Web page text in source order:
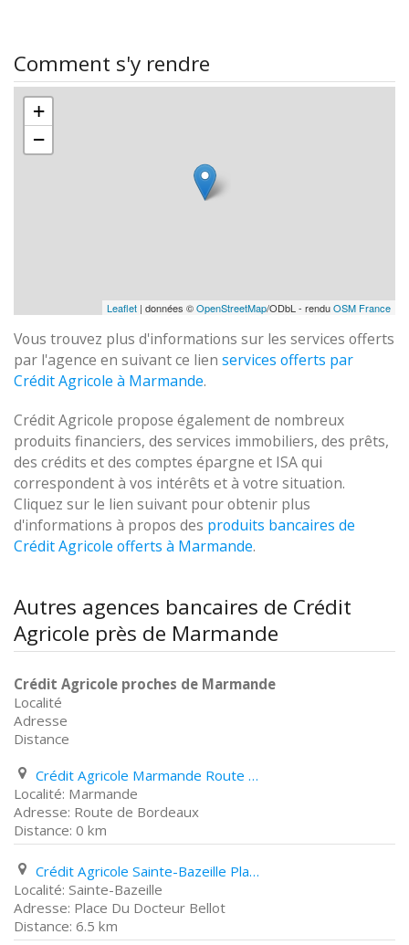
Comment s'y rendre
+
−
Leaflet | données ©OpenStreetMap/ODbL - renduOSM France
Vous trouvez plus d'informations sur les services offerts
par l'agence en suivant ce lien services offerts par
Crédit Agricole à Marmande.
Crédit Agricole propose également de nombreux
produits financiers, des services immobiliers, des prêts,
des crédits et des comptes épargne et ISA qui
correspondent à vos intérêts et à votre situation.
Cliquez sur le lien suivant pour obtenir plus
d'informations à propos des produits bancaires de
Crédit Agricole offerts à Marmande.
Autres agences bancaires de Crédit
Agricole près de Marmande
Crédit Agricole proches de Marmande
Localité
Adresse
Distance
Crédit Agricole Marmande Route de Bordeaux
Marmande
Route de Bordeaux
0 km
Crédit Agricole Sainte-Bazeille Place Du Docteur Bellot
Sainte-Bazeille
Place Du Docteur Bellot
6.5 km